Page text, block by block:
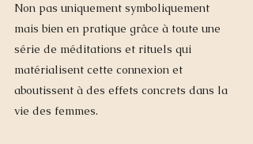
Non pas uniquement symboliquement
mais bien en pratique grâce à toute une
série de méditations et rituels qui
matérialisent cette connexion et
aboutissent à des effets concrets dans la
vie des femmes.